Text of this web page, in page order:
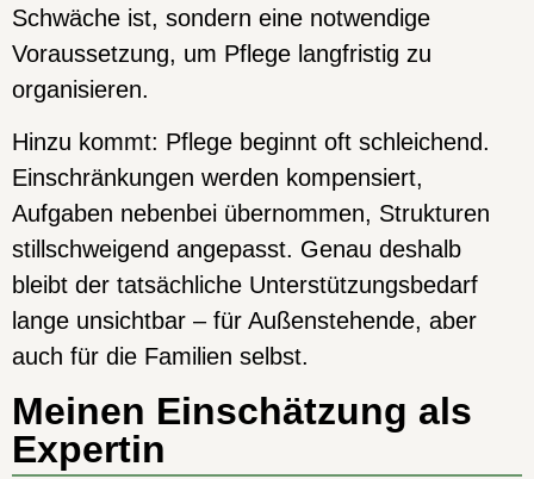
Schwäche ist, sondern eine notwendige
Voraussetzung, um Pflege langfristig zu
organisieren.
Hinzu kommt: Pflege beginnt oft schleichend.
Einschränkungen werden kompensiert,
Aufgaben nebenbei übernommen, Strukturen
stillschweigend angepasst. Genau deshalb
bleibt der tatsächliche Unterstützungsbedarf
lange unsichtbar – für Außenstehende, aber
auch für die Familien selbst.
Meinen Einschätzung als
Expertin